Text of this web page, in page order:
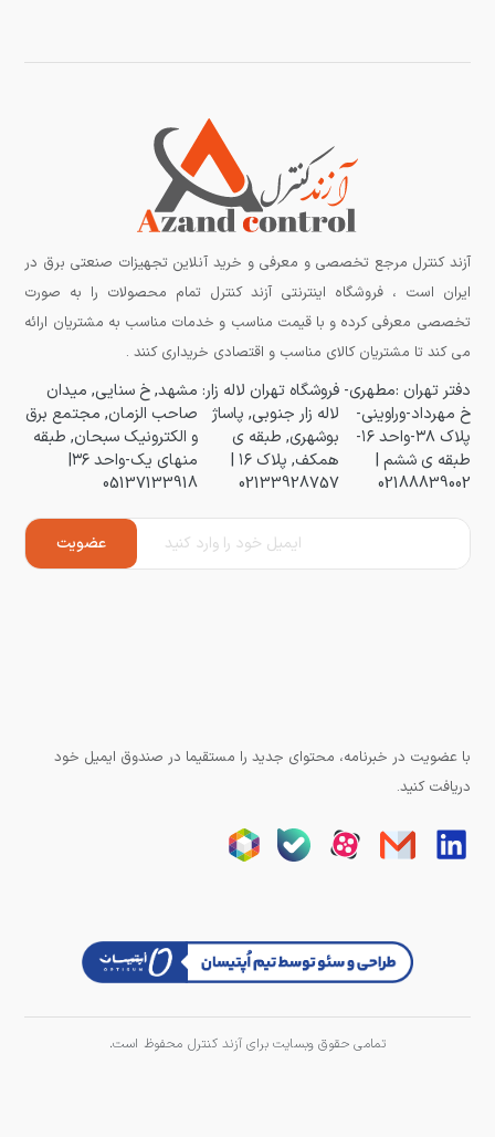
آزند کنترل مرجع تخصصی و معرفی و خرید آنلاین تجهیزات صنعتی برق در
ایران است ، فروشگاه اینترنتی آزند کنترل تمام محصولات را به صورت
تخصصی معرفی کرده و با قیمت مناسب و خدمات مناسب به مشتریان ارائه
می کند تا مشتریان کالای مناسب و اقتصادی خریداری کنند .
دفتر تهران :مطهری-
خ مهرداد-وراوینی-
پلاک ۳۸-واحد ۱۶-
طبقه ی ششم |
02188839002
فروشگاه تهران لاله زار:
لاله زار جنوبی, پاساژ
بوشهری, طبقه ی
همکف, پلاک ۱۶ |
02133928757
مشهد, خ سنایی, میدان
صاحب الزمان, مجتمع برق
و الکترونیک سبحان, طبقه
منهای یک-واحد ۳۶|
05137133918
با عضویت در خبرنامه، محتوای جدید را مستقیما در صندوق ایمیل خود
دریافت کنید.
تمامی حقوق وبسایت برای آزند کنترل محفوظ است.